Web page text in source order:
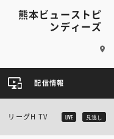
熊本ビューストピ
ンディーズ
配信情報
リーグH TV LIVE 見逃し